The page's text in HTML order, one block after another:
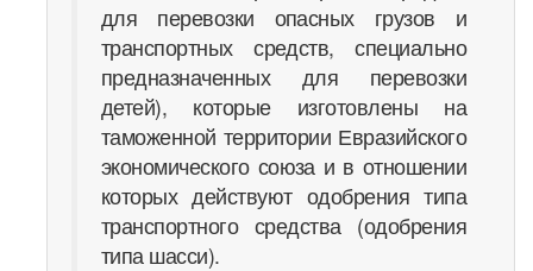
для перевозки опасных грузов и
транспортных средств, специально
предназначенных для перевозки
детей), которые изготовлены на
таможенной территории Евразийского
экономического союза и в отношении
которых действуют одобрения типа
транспортного средства (одобрения
типа шасси).